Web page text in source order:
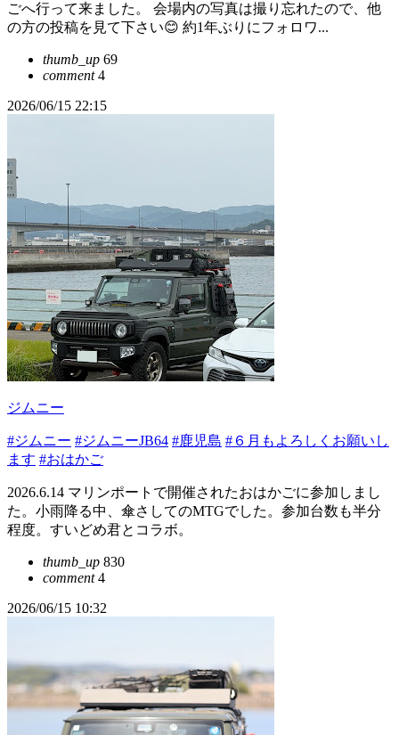
ごへ行って来ました。 会場内の写真は撮り忘れたので、他
の方の投稿を見て下さい😊 約1年ぶりにフォロワ...
thumb_up 69
comment4
2026/06/15 22:15
ジムニー
#ジムニー #ジムニーJB64 #鹿児島 #６月もよろしくお願いし
ます #おはかご
2026.6.14 マリンポートで開催されたおはかごに参加しまし
た。小雨降る中、傘さしてのMTGでした。参加台数も半分
程度。すいどめ君とコラボ。
thumb_up 830
comment4
2026/06/15 10:32